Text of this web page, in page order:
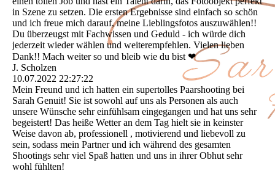
in Szene zu setzen. Die ersten Ergebnisse sind einfach so schön
und ich freue mich darauf, meine Lieblingsfotos auszuwählen!!
Du überzeugst mit Fachwissen und Geduld - ich würde dich
jederzeit wieder wählen und weiterempfehlen. Vielen lieben
Dank!! Mach weiter so und bleib wie du bist ❤
J. Scholzen
10.07.2022 22:27:22
Mein Freund und ich hatten ein supertolles Paarshooting bei
Sarah Genuit! Sie ist sowohl auf uns als Personen als auch
unsere Wünsche sehr einfühlsam eingegangen und hat uns sehr
begeistert! Das heiße Wetter an dem Tag hielt sie in keinster
Weise davon ab, professionell , motivierend und liebevoll zu
sein, sodass mein Partner und ich während des gesamten
Shootings sehr viel Spaß hatten und uns in ihrer Obhut sehr
wohl fühlten!